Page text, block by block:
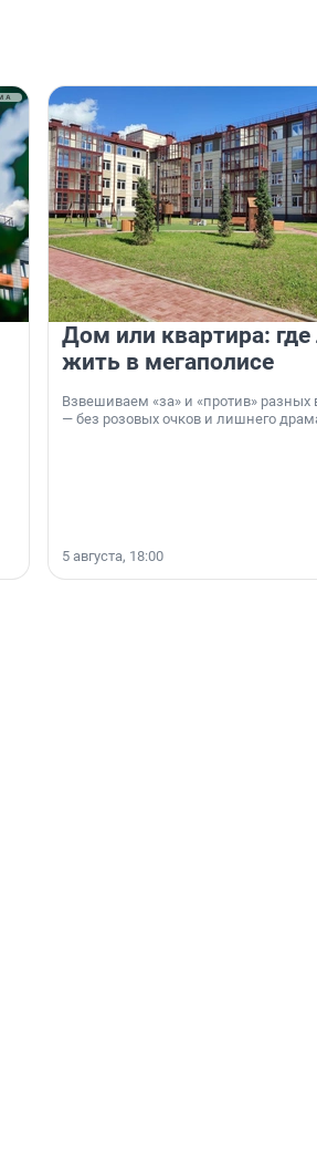
Дом или квартира:
жить в мегаполисе
Взвешиваем «за» и «против» разных
— без розовых очков и лишнего
5 августа, 18:00